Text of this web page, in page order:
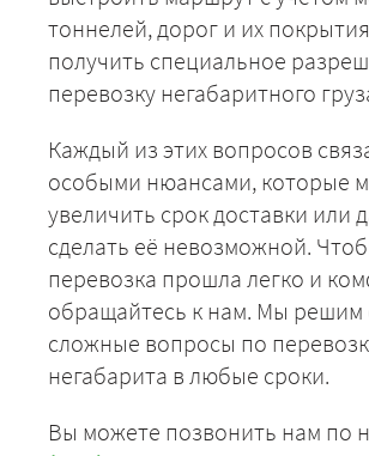
тоннелей, дорог и их
получить специальное
перевозку негабаритного
Каждый из этих вопросов
особыми нюансами, которые
увеличить срок доставки или
сделать её невозможной.
перевозка прошла легко и
обращайтесь к нам. Мы решим
сложные вопросы по
негабарита в любые сроки.
Вы можете позвонить нам по